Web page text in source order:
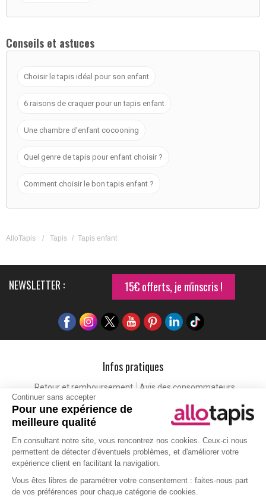
Continuer sans accepter
Pour une expérience de
meilleure qualité
En consultant notre site, vous rencontrez nos cookies. Ceux-ci nous
permettent de détecter d'éventuels problèmes, et d'améliorer votre
expérience client en facilitant la navigation.
Vous êtes libres de paramétrer votre consentement : faites-nous part
de vos préférences pour chaque catégorie de cookies.
Conseils et astuces
Choisir le tapis idéal pour son enfant
6 raisons de craquer pour un tapis enfant
Une chambre d’enfant cocooning
Quel genre de tapis pour enfant choisir ?
Comment choisir le bon tapis enfant ?
AlloTapis / Tapis / Tapis enfant
NEWSLETTER : 15€ offerts, je m'inscris !
Infos pratiques
Retour et remboursement
Avis des consommateurs
Tapis et paillasson personnalisé
Labels de qualité
Eco-participation
Vos avantages
Aide
Qui sommes-nous ? Nous contacter